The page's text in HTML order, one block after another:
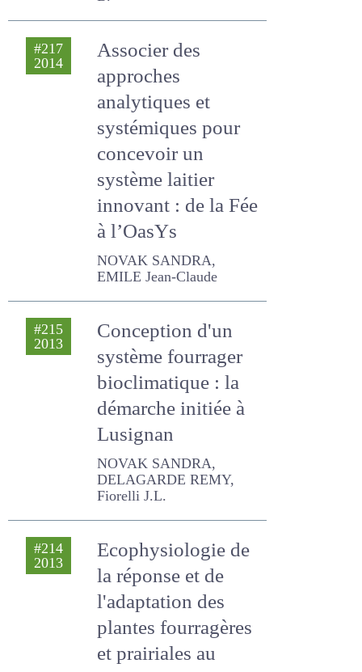
#217
2014
Associer des
approches
analytiques et
systémiques pour
concevoir un
système laitier
innovant : de la Fée
à l’OasYs
NOVAK SANDRA, EMILE
Jean-Claude
#215
2013
Conception d'un
système fourrager
bioclimatique : la
démarche initiée à
Lusignan
NOVAK SANDRA,
DELAGARDE REMY, Fiorelli
J.L.
#214
2013
Ecophysiologie de
la réponse et de
l'adaptation des
plantes
fourragères et